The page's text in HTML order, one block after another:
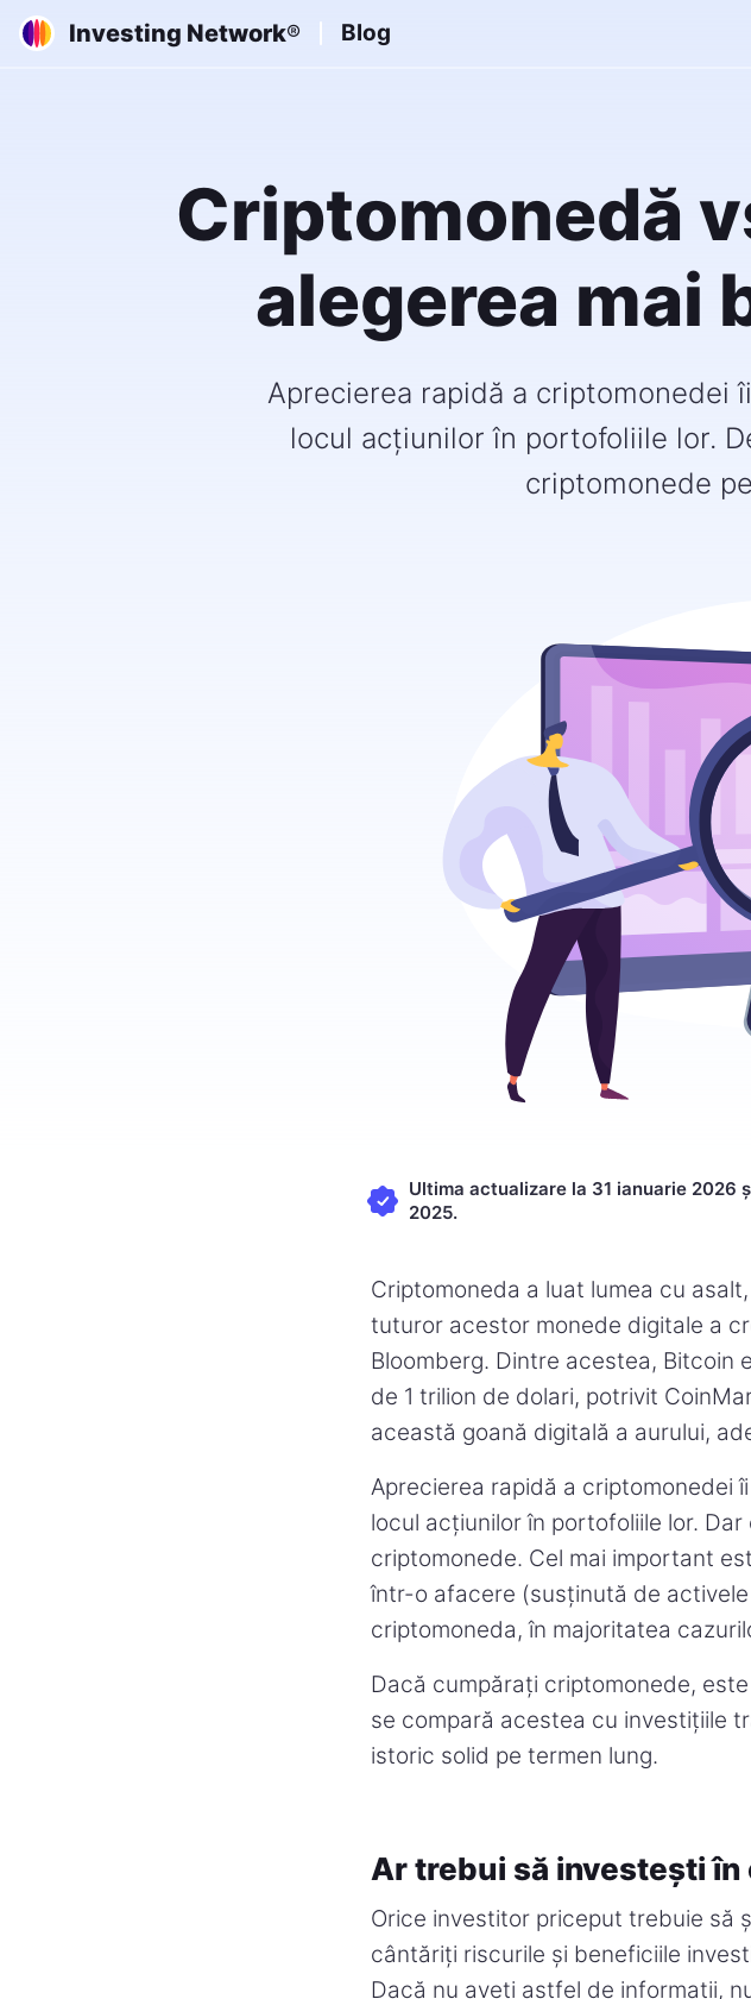
Investing Network® Blog
Criptomonedă
alegerea mai
Aprecierea rapidă a criptomonedei
locul acțiunilor în portofoliile lor.
criptomonede
Ultima actualizare la 31 ianuarie 2026
2025.
Criptomoneda a luat lumea cu
tuturor acestor monede digitale a
Bloomberg. Dintre acestea, Bitcoin
de 1 trilion de dolari, potrivit
această goană digitală a aurului,
Aprecierea rapidă a criptomonedei
locul acțiunilor în portofoliile lor.
criptomonede. Cel mai important
într-o afacere (susținută de
criptomoneda, în majoritatea
Dacă cumpărați criptomonede,
se compară acestea cu investițiile
istoric solid pe termen lung.
Ar trebui să investești
Orice investitor priceput trebuie să
cântăriți riscurile și beneficiile
Dacă nu aveți astfel de informații,